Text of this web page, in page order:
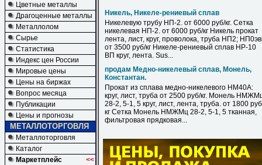
Цветные металлы
Драгоценные металлы
Металлолом
Сырье
Статистика
Индекс цен России
Мировые цены
Цены на биржах
Вопрос месяца
Публикации
Цены и прогнозы
МЕТАЛЛОТОРГОВЛЯ
Металлоторговля
Каталог
Маркетплейс
<<
Никель, Никеле-рениевый сплав
Никелевую трубу НП-2. от 6000 руб/кг. Сетка
никелевая НП-2. от 6000 руб/кг Никель прокат
лента, лист, круг, проволока, труба НП2;
от 3500 руб/кг Никеле-рениевый сплав НР-10
ВП круг, лента. Sus...
продам Медно-никелевый сплав, Монель,
Константан.
Прокат из сплава медно-никелевого НМ40А:
круг, лист, труба от 2500 руб/кг. Монель
28-2, 5-1, 5 круг, лист, лента, труба. от 1800
кг Сетка Монель НМЖМц 28-2, 5-1, 5 тканная,
фильтровая прядковая...